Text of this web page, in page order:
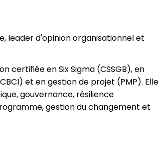
leader d'opinion organisationnel et
certifiée en Six Sigma (CSSGB), en
et en gestion de projet (PMP). Elle
gouvernance, résilience
gestion du changement et